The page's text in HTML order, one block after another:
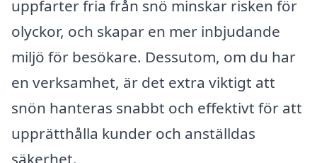
uppfarter fria från snö minskar risken för
olyckor, och skapar en mer inbjudande
miljö för besökare. Dessutom, om du har
en verksamhet, är det extra viktigt att
snön hanteras snabbt och effektivt för att
upprätthålla kunder och anställdas